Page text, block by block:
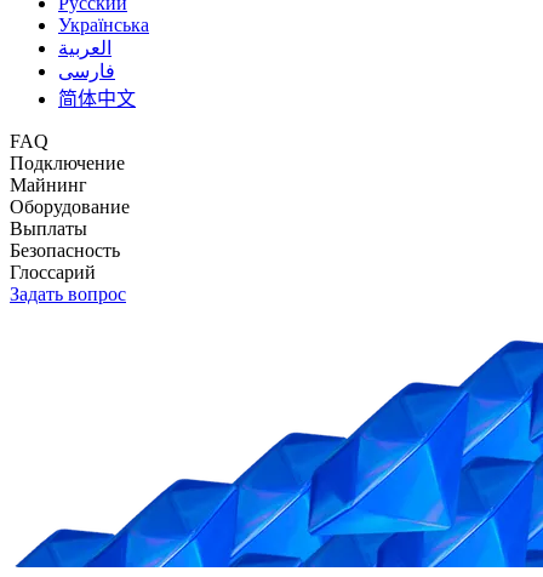
Українська
العربية
فارسی
简体中文
FAQ
Подключение
Майнинг
Оборудование
Выплаты
Безопасность
Глоссарий
Задать вопрос